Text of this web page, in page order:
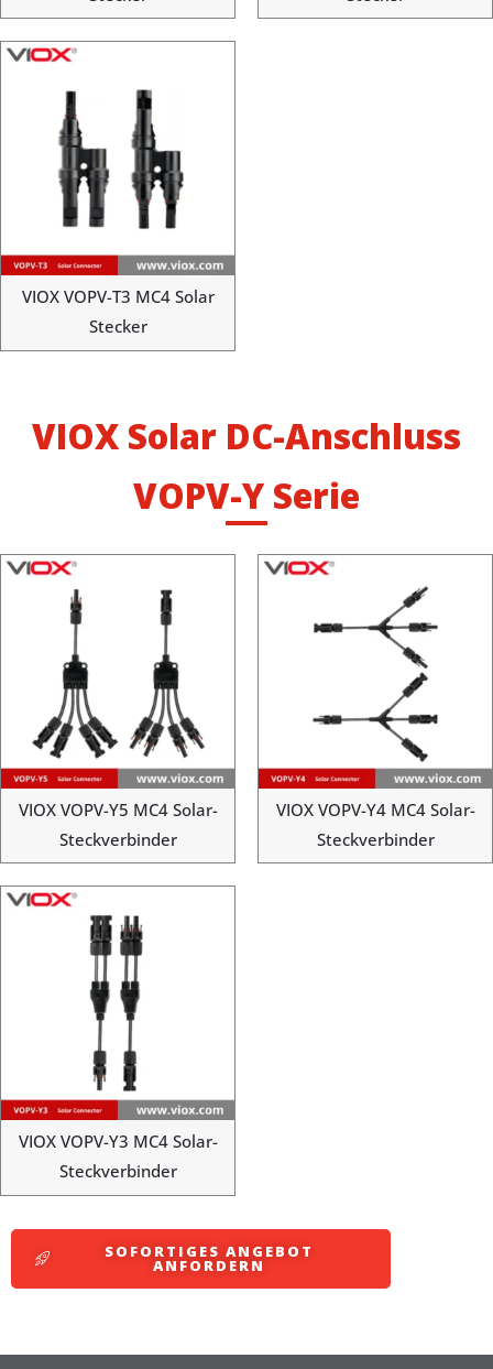
VIOX VOPV-T3 MC4 Solar
Stecker
VIOX Solar DC-Anschluss
VOPV-Y Serie
VIOX VOPV-Y5 MC4 Solar-
Steckverbinder
VIOX VOPV-Y4 MC4 Solar-
Steckverbinder
VIOX VOPV-Y3 MC4 Solar-
Steckverbinder
SOFORTIGES ANGEBOT
ANFORDERN